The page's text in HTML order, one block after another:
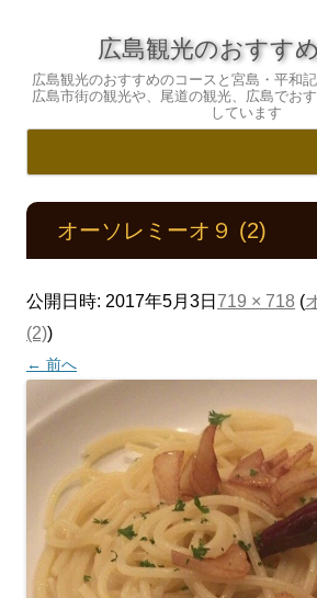
広島観光のおすす
広島観光のおすすめのコースと宮島・平和
広島市街の観光や、尾道の観光、広島でお
しています
ン
ン
ツ
へ
ッ
オーソレミーオ９ (2)
公開日時: 2017年5月3日 719 × 718 (
(2))
← 前へ